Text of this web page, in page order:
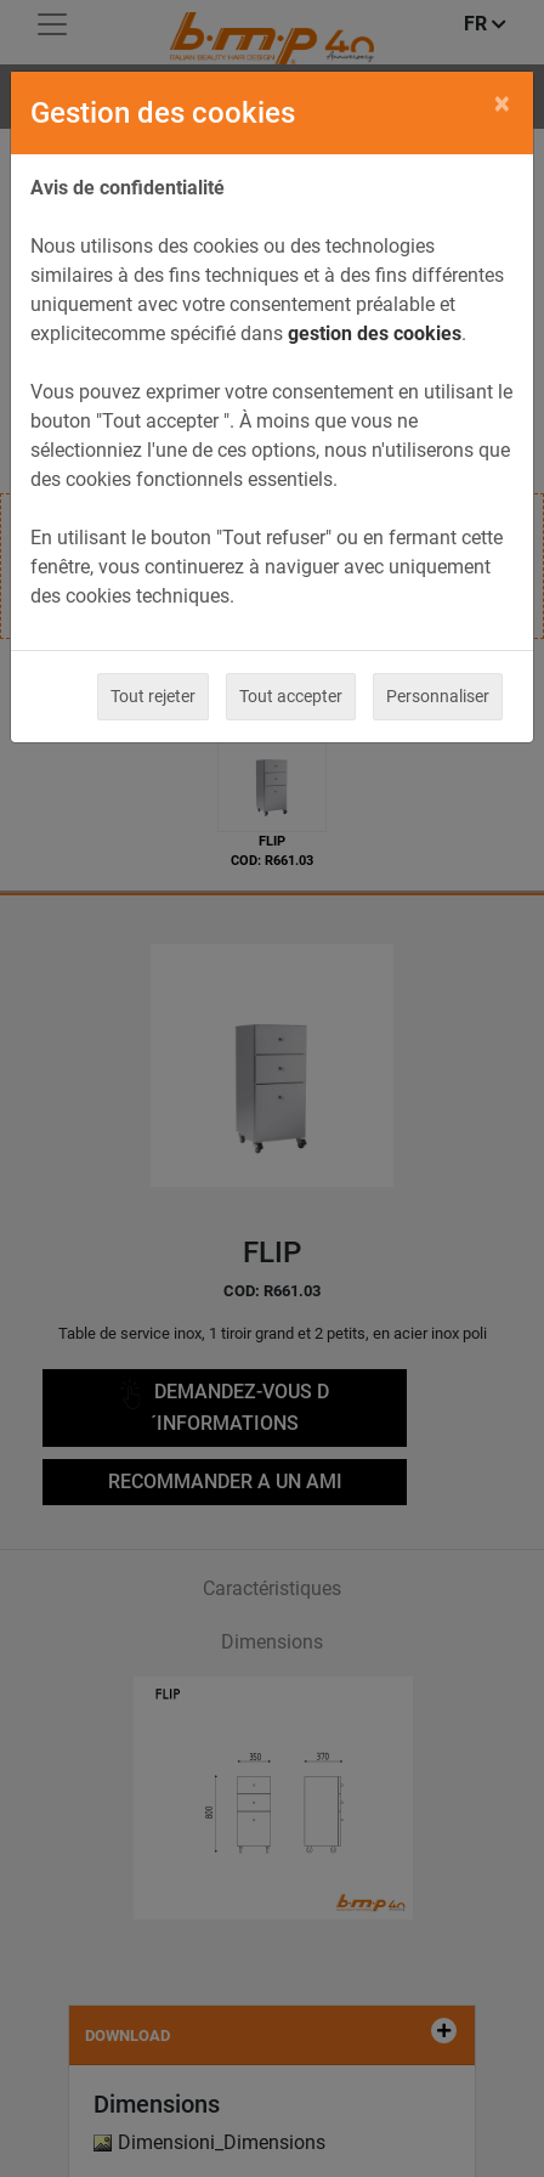
FR
FLIP
Table de service à roulettes FLIP, à tiroirs
extractibles.
FLIP
COD: R661.03
FLIP
COD: R661.03
Table de service inox, 1 tiroir grand et 2 petits, en acier inox poli
DEMANDEZ-VOUS D
´INFORMATIONS
RECOMMANDER A UN AMI
Caractéristiques
Dimensions
DOWNLOAD
Dimensions
Dimensioni_Dimensions
Gestion des cookies ×
Avis de confidentialité
Nous utilisons des cookies ou des technologies
similaires à des fins techniques et à des fins différentes
uniquement avec votre consentement préalable et
explicitecomme spécifié dans gestion des cookies.
Vous pouvez exprimer votre consentement en utilisant le
bouton "Tout accepter ". À moins que vous ne
sélectionniez l'une de ces options, nous n'utiliserons que
des cookies fonctionnels essentiels.
En utilisant le bouton "Tout refuser" ou en fermant cette
fenêtre, vous continuerez à naviguer avec uniquement
des cookies techniques.
Tout rejeter Tout accepter Personnaliser